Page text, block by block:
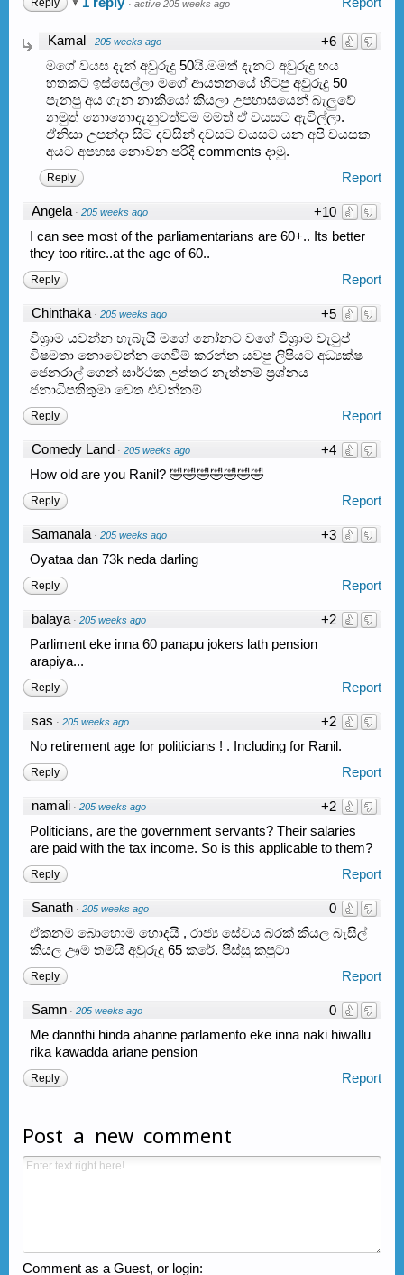
Reply · active 205 weeks ago
+6
Kamal · 205 weeks ago
මගේ වයස දැන් අවුරුදු 50යි.මමත් දැනට අවුරුදු හය
හතකට ඉස්සෙල්ලා මගේ ආයතනයේ හිටපු අවුරුදු 50
පැනපු අය ගැන නාකියෝ කියලා උපහාසයෙන් බැලුවේ
නමුත් නොනොදැනුවත්වම මමත් ඒ වයසට ඇවිල්ලා.
ඒනිසා උපන්දා සිට දවසින් දවසට වයසට යන අපි වයසක
අයට අපහස නොවන පරිදි comments දාමු.
Report
Reply
+10
Angela · 205 weeks ago
I can see most of the parliamentarians are 60+.. Its better
they too ritire..at the age of 60..
Report
Reply
+5
Chinthaka · 205 weeks ago
විශ්‍රාම යවන්න හැබැයි මගේ නෝනට වගේ විශ්‍රාම වැටුප්
විෂමතා නොවෙන්න ගෙවීම් කරන්න යවපු ලිපියට අධ්‍යක්ෂ
ජෙනරාල් ගෙන් සාර්ථක උත්තර නැත්නම් ප්‍රශ්නය
ජනාධිපතිතුමා වෙත එවන්නම්
Report
Reply
+4
Comedy Land · 205 weeks ago
How old are you Ranil? 🤣🤣🤣🤣🤣🤣🤣
Report
Reply
+3
Samanala · 205 weeks ago
Oyataa dan 73k neda darling
Report
Reply
+2
balaya · 205 weeks ago
Parliment eke inna 60 panapu jokers lath pension
arapiya...
Report
Reply
+2
sas · 205 weeks ago
No retirement age for politicians ! . Including for Ranil.
Report
Reply
+2
namali · 205 weeks ago
Politicians, are the government servants? Their salaries
are paid with the tax income. So is this applicable to them?
Report
Reply
0
Sanath · 205 weeks ago
ඒකනම් බොහොම හොදයි , රාජ්‍ය සේවය බරක් කියල බැසිල්
කියල ඌම තමයි අවුරුදු 65 කරේ. පිස්සු කපුටා
Report
Reply
0
Samn · 205 weeks ago
Me dannthi hinda ahanne parlamento eke inna naki hiwallu
rika kawadda ariane pension
Report
Reply
Post a new comment
Comment as a Guest, or login: